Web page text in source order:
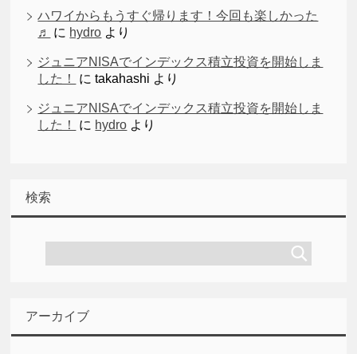
ハワイからもうすぐ帰ります！今回も楽しかった
♬
に hydro より
ジュニアNISAでインデックス積立投資を開始しま
した！
にtakahashi より
ジュニアNISAでインデックス積立投資を開始しま
した！
に hydro より
検索
アーカイブ